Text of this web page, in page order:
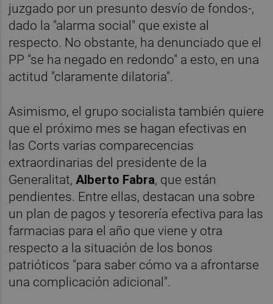
juzgado por un presunto desvío de fondos-,
dado la "alarma social" que existe al
respecto. No obstante, ha denunciado que el
PP "se ha negado en redondo" a esto, en una
actitud "claramente dilatoria".
Asimismo, el grupo socialista también quiere
que el próximo mes se hagan efectivas en
las Corts varias comparecencias
extraordinarias del presidente de la
Generalitat,Alberto Fabra, que están
pendientes. Entre ellas, destacan una sobre
un plan de pagos y tesorería efectiva para las
farmacias para el año que viene y otra
respecto a la situación de los bonos
patrióticos "para saber cómo va a afrontarse
una complicación adicional".